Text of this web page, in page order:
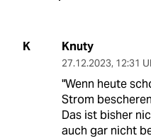
K Knuty
27.12.2023, 12:31
"Wenn heute
Strom
Das ist bisher
auch gar nicht